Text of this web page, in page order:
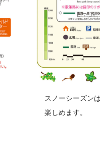
スノーシーズン
楽しめます。